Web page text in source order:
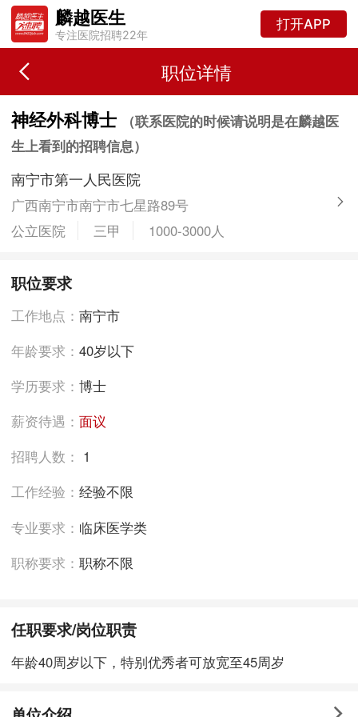
麟越医生
专注医院招聘22年
打开APP
职位详情
神经外科博士
（联系医院的时候请说明是在麟越医
生上看到的招聘信息）
南宁市第一人民医院
广西南宁市南宁市七星路89号
公立医院
三甲 1000-3000人
职位要求
工作地点：南宁市
年龄要求：40岁以下
学历要求：博士
薪资待遇：面议
招聘人数： 1
工作经验：经验不限
专业要求： 临床医学类
职称要求：职称不限
任职要求/岗位职责
年龄40周岁以下，特别优秀者可放宽至45周岁